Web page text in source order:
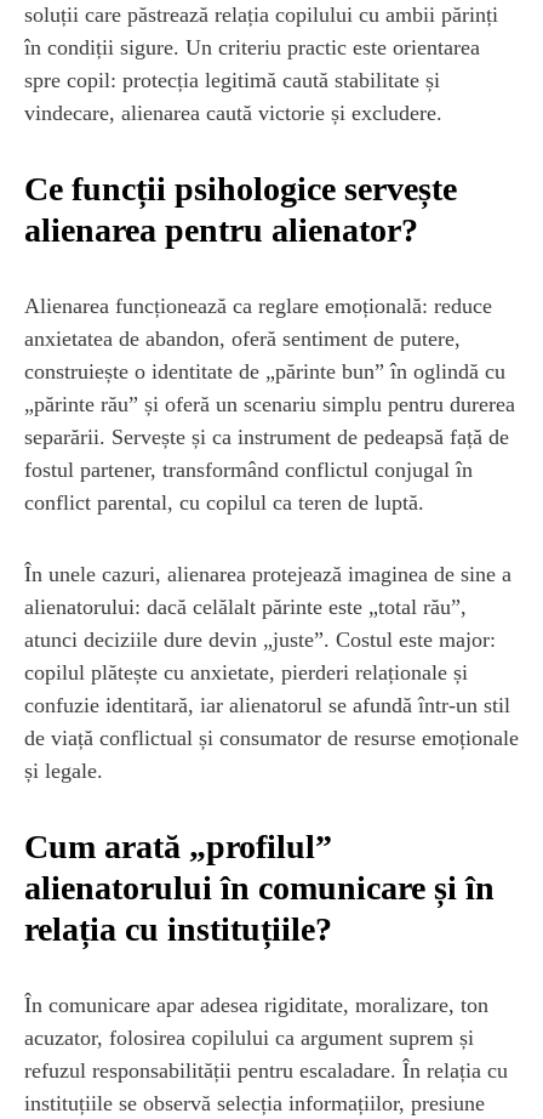
soluții care păstrează relația copilului cu ambii părinți
în condiții sigure. Un criteriu practic este orientarea
spre copil: protecția legitimă caută stabilitate și
vindecare, alienarea caută victorie și excludere.
Ce funcții psihologice servește
alienarea pentru alienator?
Alienarea funcționează ca reglare emoțională: reduce
anxietatea de abandon, oferă sentiment de putere,
construiește o identitate de „părinte bun” în oglindă cu
„părinte rău” și oferă un scenariu simplu pentru durerea
separării. Servește și ca instrument de pedeapsă față de
fostul partener, transformând conflictul conjugal în
conflict parental, cu copilul ca teren de luptă.
În unele cazuri, alienarea protejează imaginea de sine a
alienatorului: dacă celălalt părinte este „total rău”,
atunci deciziile dure devin „juste”. Costul este major:
copilul plătește cu anxietate, pierderi relaționale și
confuzie identitară, iar alienatorul se afundă într-un stil
de viață conflictual și consumator de resurse emoționale
și legale.
Cum arată „profilul”
alienatorului în comunicare și în
relația cu instituțiile?
În comunicare apar adesea rigiditate, moralizare, ton
acuzator, folosirea copilului ca argument suprem și
refuzul responsabilității pentru escaladare. În relația cu
instituțiile se observă selecția informațiilor, presiune